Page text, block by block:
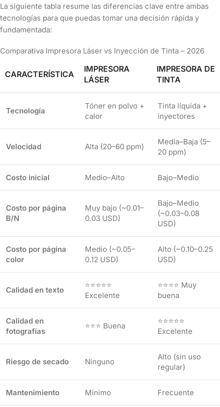
La siguiente tabla resume las diferencias clave entre ambas
tecnologías para que puedas tomar una decisión rápida y
fundamentada:
Comparativa Impresora Láser vs Inyección de Tinta – 2026
CARACTERÍSTICA
IMPRESORA
LÁSER
IMPRESORA DE
TINTA
Tecnología
Tóner en polvo +
calor
Tinta líquida +
inyectores
Velocidad Alta (20–60 ppm)
Media–Baja (5–
20 ppm)
Costo inicial Medio–Alto Bajo–Medio
Costo por página
B/N
Muy bajo (~0.01–
0.03 USD)
Bajo–Medio
(~0.03–0.08
USD)
Costo por página
color
Medio (~0.05–
0.12 USD)
Alto (~0.10–0.25
USD)
Calidad en texto
⭐⭐⭐⭐⭐
Excelente
⭐⭐⭐⭐ Muy
buena
Calidad en
fotografías
⭐⭐⭐ Buena
⭐⭐⭐⭐⭐
Excelente
Riesgo de secado Ninguno
Alto (sin uso
regular)
Mantenimiento Mínimo Frecuente